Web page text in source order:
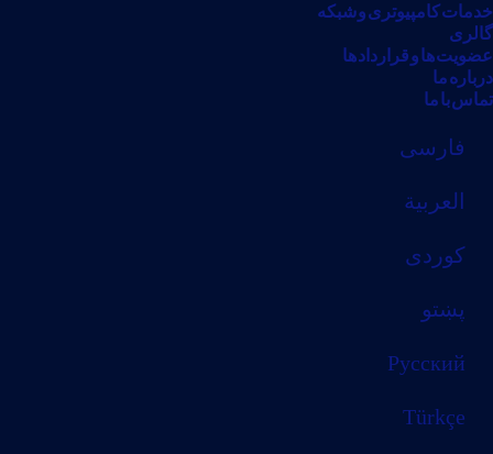
خدمات کامپیوتری و شبکه
گالری
عضویت ها و قرارداد ها
درباره ما
تماس با ما
فارسی
العربية
كوردی
پښتو
Русский
Türkçe